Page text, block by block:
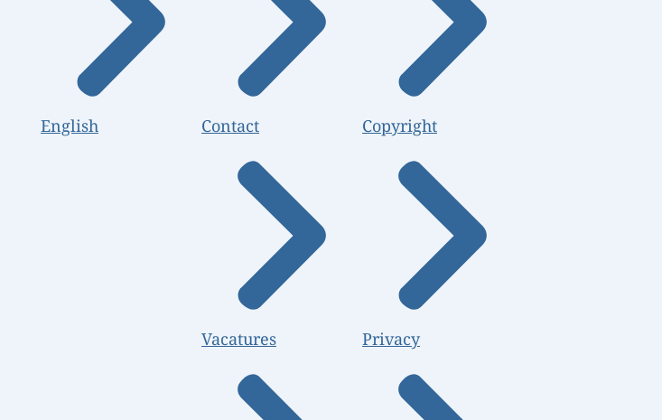
English Contact
Vacatures
Copyright
Privacy